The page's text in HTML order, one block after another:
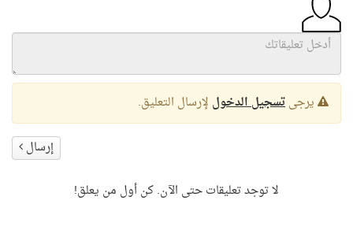
يرجىتسجيل الدخول لإرسال التعليق.
إرسال
لا توجد تعليقات حتى الآن. كن أول من يعلق!